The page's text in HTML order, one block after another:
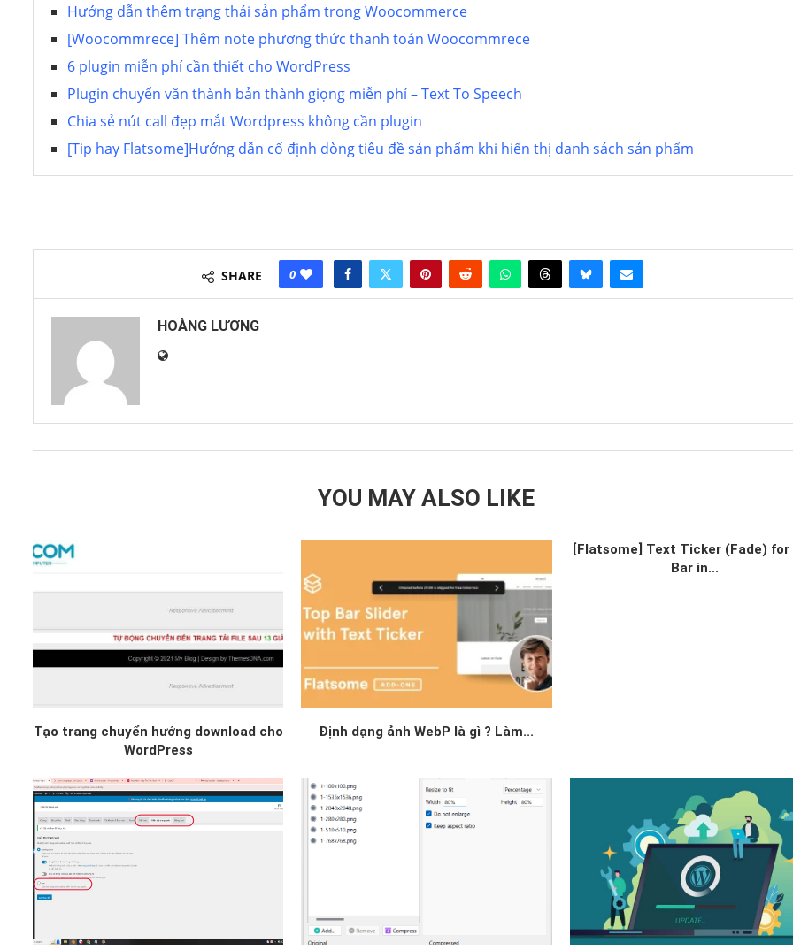
Hướng dẫn thêm trạng thái sản phẩm trong Woocommerce
[Woocommrece] Thêm note phương thức thanh toán Woocommrece
6 plugin miễn phí cần thiết cho WordPress
Plugin chuyển văn thành bản thành giọng miễn phí – Text To Speech
Chia sẻ nút call đẹp mắt Wordpress không cần plugin
[Tip hay Flatsome]Hướng dẫn cố định dòng tiêu đề sản phẩm khi hiển thị danh sách sản phẩm
SHARE 0
HOÀNG LƯƠNG
YOU MAY ALSO LIKE
Tạo trang chuyển hướng download cho
WordPress
Định dạng ảnh WebP là gì ? Làm...
[Flatsome] Text Ticker (Fade) for
Bar in...